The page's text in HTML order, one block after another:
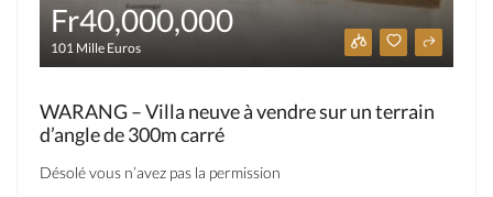
Fr40,000,000
101 Mille Euros
WARANG – Villa neuve à vendre sur un terrain
d’angle de 300m carré
Désolé vous n’avez pas la permission